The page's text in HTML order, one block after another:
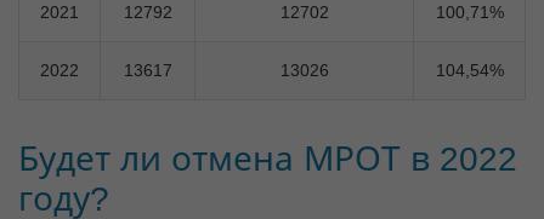
2021 12792 12702 100,71%
2022 13617 13026 104,54%
Будет ли отмена МРОТ в 2022
году?